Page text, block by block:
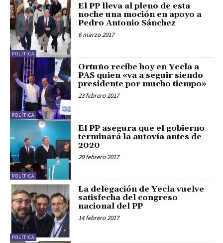
POLÍTICA
El PP lleva al pleno de esta
noche una moción en apoyo a
Pedro Antonio Sánchez
6 marzo 2017
POLÍTICA
Ortuño recibe hoy en Yecla a
PAS quien «va a seguir siendo
presidente por mucho tiempo»
23 febrero 2017
POLÍTICA
El PP asegura que el gobierno
terminará la autovía antes de
2020
20 febrero 2017
POLÍTICA
La delegación de Yecla vuelve
satisfecha del congreso
nacional del PP
14 febrero 2017